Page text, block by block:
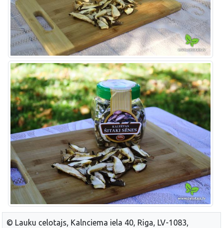
© Lauku celotajs, Kalnciema iela 40, Riga, LV-1083,